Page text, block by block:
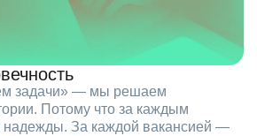
задачи» — мы решаем
Потому что за каждым
надежды. За каждой вакансией —